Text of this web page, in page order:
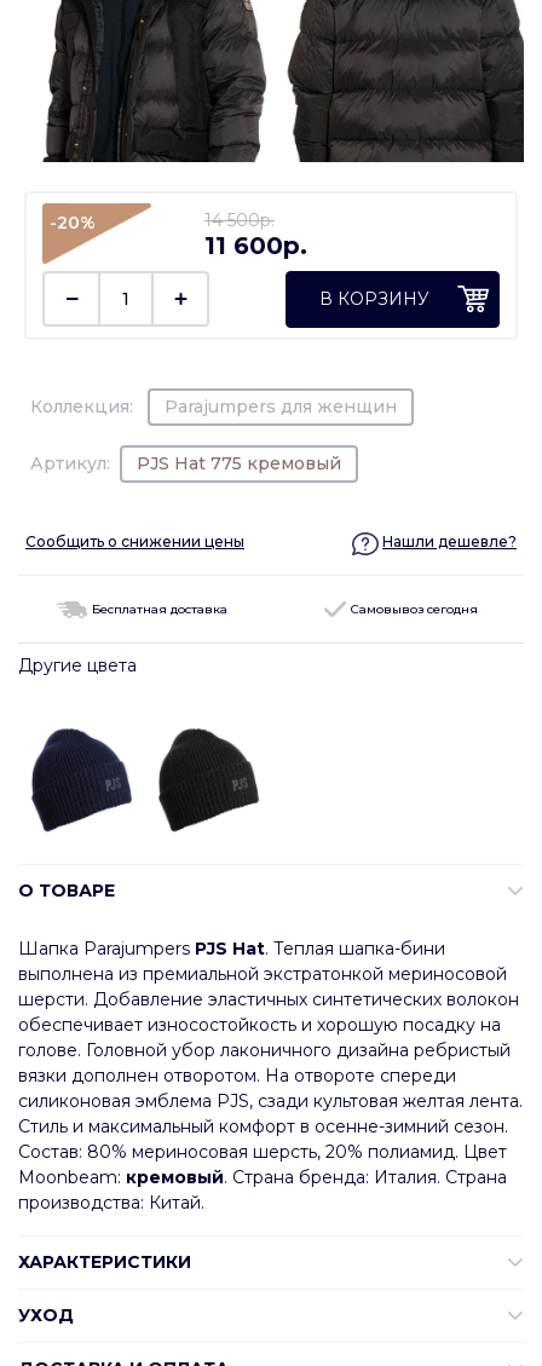
Коллекция: Parajumpers для женщин
Артикул: PJS Hat 775 кремовый
-20% 14 500p.
11 600p.
В КОРЗИНУ
Сообщить о снижении цены Нашли дешевле?
Бесплатная доставка Самовывоз сегодня
Другие цвета
О ТОВАРЕ
Шапка Parajumpers PJS Hat. Теплая шапка-бини
выполнена из премиальной экстратонкой мериносовой
шерсти. Добавление эластичных синтетических волокон
обеспечивает износостойкость и хорошую посадку на
голове. Головной убор лаконичного дизайна ребристый
вязки дополнен отворотом. На отвороте спереди
силиконовая эмблема PJS, сзади культовая желтая лента.
Стиль и максимальный комфорт в осенне-зимний сезон.
Состав: 80% мериносовая шерсть, 20% полиамид. Цвет
Moonbeam: кремовый. Страна бренда: Италия. Страна
производства: Китай.
ХАРАКТЕРИСТИКИ
УХОД